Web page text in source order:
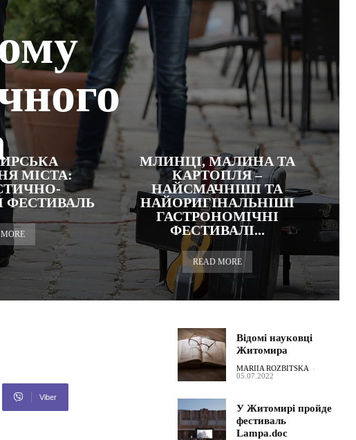
МІСТА:
ФЕСТИВАЛЬ
МЛИНЦІ, МАЛИНА ТА
КАРТОПЛЯ –
НАЙСМАЧНІШІ ТА
НАЙОРИГІНАЛЬНІШІ
ГАСТРОНОМІЧНІ
ФЕСТИВАЛІ...
READ MORE
Viber
Відомі науковці
Житомира
MARIIA ROZBITSKA -
05.07.2022
У Житомирі пройде
фестиваль
Lampa.doc